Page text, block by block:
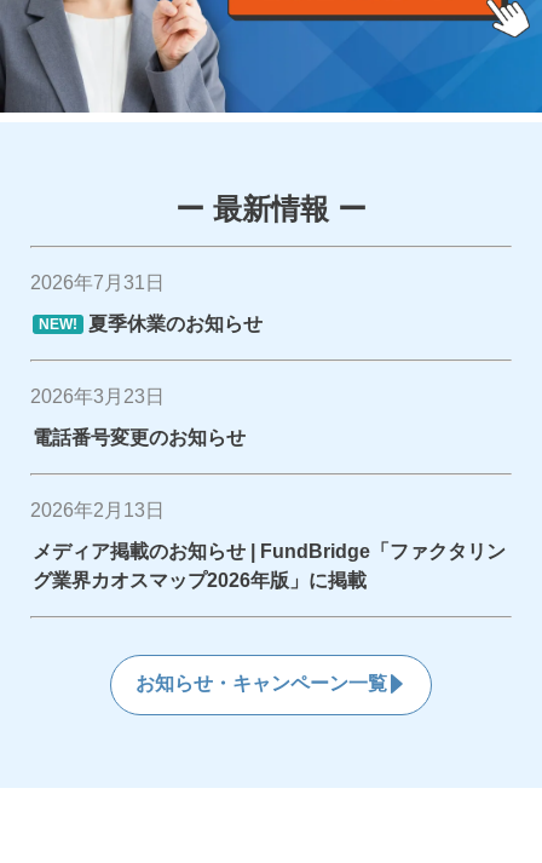
ー 最新情報 ー
2026年7月31日
NEW! 夏季休業のお知らせ
2026年3月23日
電話番号変更のお知らせ
2026年2月13日
メディア掲載のお知らせ | FundBridge「ファクタリン
グ業界カオスマップ2026年版」に掲載
お知らせ・キャンペーン一覧